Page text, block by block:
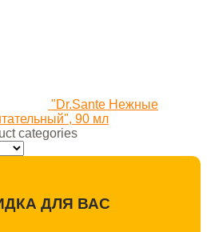
"Dr.Sante Нежные
90 мл
categories
ДЛЯ ВАС